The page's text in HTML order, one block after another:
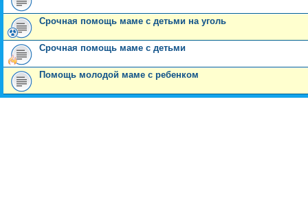
Срочная помощь маме с детьми на уголь
Срочная помощь маме с детьми
Помощь молодой маме с ребенком